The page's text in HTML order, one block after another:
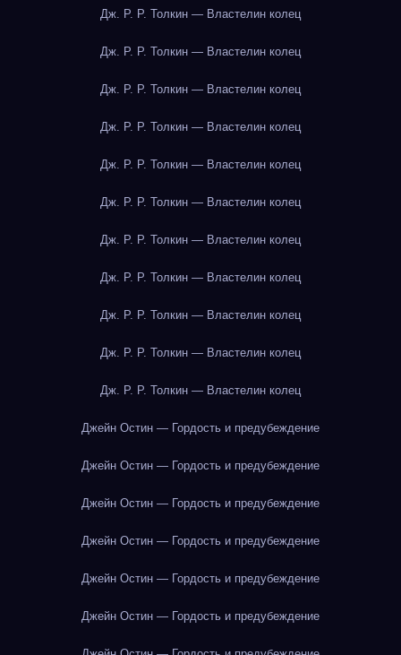
Дж. Р. Р. Толкин — Властелин колец
Дж. Р. Р. Толкин — Властелин колец
Дж. Р. Р. Толкин — Властелин колец
Дж. Р. Р. Толкин — Властелин колец
Дж. Р. Р. Толкин — Властелин колец
Дж. Р. Р. Толкин — Властелин колец
Дж. Р. Р. Толкин — Властелин колец
Дж. Р. Р. Толкин — Властелин колец
Дж. Р. Р. Толкин — Властелин колец
Дж. Р. Р. Толкин — Властелин колец
Дж. Р. Р. Толкин — Властелин колец
Джейн Остин — Гордость и предубеждение
Джейн Остин — Гордость и предубеждение
Джейн Остин — Гордость и предубеждение
Джейн Остин — Гордость и предубеждение
Джейн Остин — Гордость и предубеждение
Джейн Остин — Гордость и предубеждение